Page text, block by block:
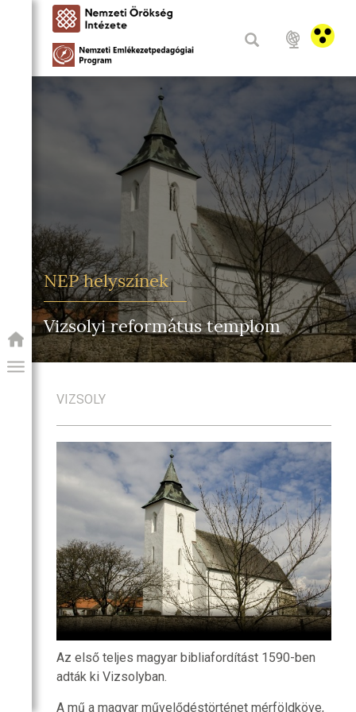
PROGRAM
NEP helyszínek
Vizsolyi református templom
VIZSOLY
Az első teljes magyar bibliafordítást 1590-ben
adták ki Vizsolyban.
A mű a magyar művelődéstörténet mérföldköve,